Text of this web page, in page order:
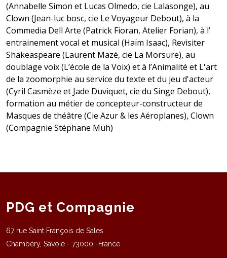
(Annabelle Simon et Lucas Olmedo, cie Lalasonge), au
Clown (Jean-luc bosc, cie Le Voyageur Debout), à la
Commedia Dell Arte (Patrick Fioran, Atelier Forian), à l’
entrainement vocal et musical (Haïm Isaac), Revisiter
Shakeaspeare (Laurent Mazé, cie La Morsure), au
doublage voix (L’école de la Voix) et à l’Animalité et L'art
de la zoomorphie au service du texte et du jeu d'acteur
(Cyril Casmèze et Jade Duviquet, cie du Singe Debout),
formation au métier de concepteur-constructeur de
Masques de théâtre (Cie Azur & les Aéroplanes), Clown
(Compagnie Stéphane Müh)
PDG et Compagnie
67 rue Saint François de Sales
Chambéry, Savoie - 73000 -France